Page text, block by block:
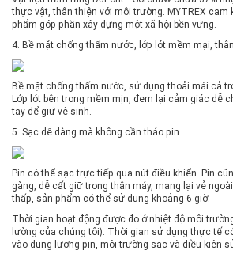
thực vật, thân thiện với môi trường. MYTREX cam
phẩm góp phần xây dựng một xã hội bền vững.
4. Bề mặt chống thấm nước, lớp lót mềm mại,
Bề mặt chống thấm nước, sử dụng thoải mái cả
Lớp lót bên trong mềm mịn, đem lại cảm giác dễ
tay để giữ vệ sinh.
5. Sạc dễ dàng mà không cần tháo pin
Pin có thể sạc trực tiếp qua nút điều khiển. Pin
gàng, dễ cất giữ trong thân máy, mang lại vẻ
thấp, sản phẩm có thể sử dụng khoảng 6 giờ.
Thời gian hoạt động được đo ở nhiệt độ môi
lường của chúng tôi). Thời gian sử dụng thực tế
vào dung lượng pin, môi trường sạc và điều kiện